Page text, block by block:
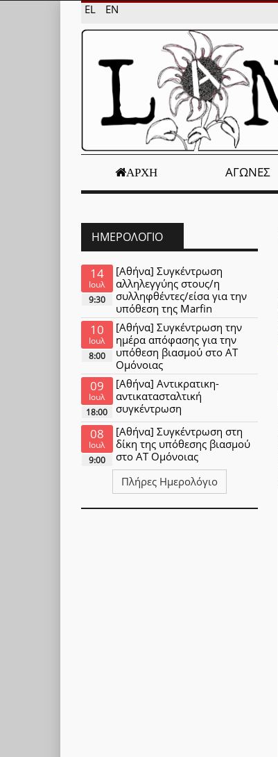
EL EN
ΑΡΧΉ ΑΓΏΝΕΣ
ΗΜΕΡΟΛΌΓΙΟ
14
Ιουλ
9:30
[Αθήνα] Συγκέντρωση
αλληλεγγύης στους/η
συλληφθέντες/είσα για την
υπόθεση της Marfin
10
Ιουλ
8:00
[Αθήνα] Συγκέντρωση την
ημέρα απόφασης για την
υπόθεση βιασμού στο ΑΤ
Ομόνοιας
09
Ιουλ
18:00
[Αθήνα] Αντικρατικη-
αντικατασταλτική
συγκέντρωση
08
Ιουλ
9:00
[Αθήνα] Συγκέντρωση στη
δίκη της υπόθεσης βιασμού
στο ΑΤ Ομόνοιας
Πλήρες Ημερολόγιο